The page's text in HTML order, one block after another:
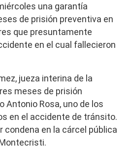
una garantía
de prisión preventiva en
que presuntamente
en el cual fallecieron
jueza interina de la
meses de prisión
Antonio Rosa, uno de los
en el accidente de tránsito.
condena en la cárcel pública